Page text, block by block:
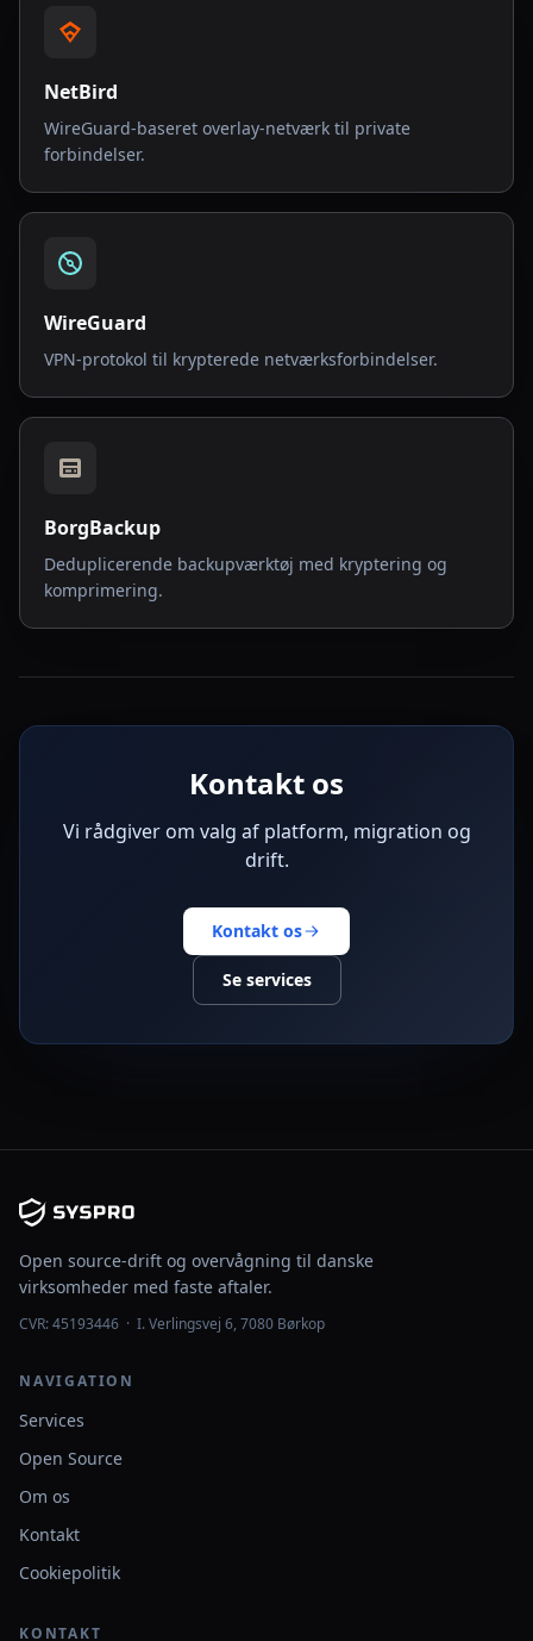
NetBird
WireGuard-baseret overlay-netværk til private
forbindelser.
WireGuard
VPN-protokol til krypterede netværksforbindelser.
BorgBackup
Deduplicerende backupværktøj med kryptering og
komprimering.
Kontakt os
Vi rådgiver om valg af platform, migration og
drift.
Kontakt os
Se services
Open source-drift og overvågning til danske
virksomheder med faste aftaler.
CVR: 45193446 · I. Verlingsvej 6, 7080 Børkop
NAVIGATION
Services
Open Source
Om os
Kontakt
Cookiepolitik
KONTAKT